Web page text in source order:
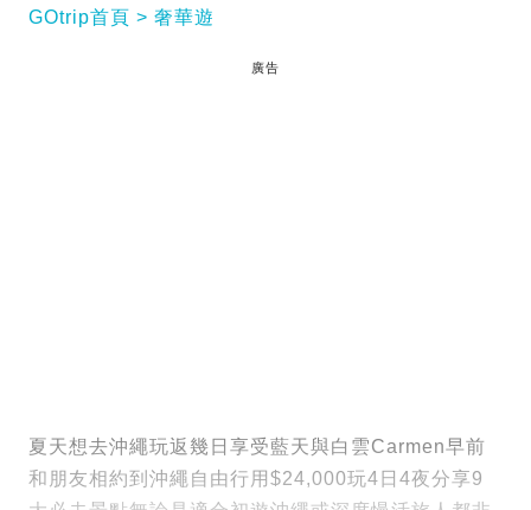
GOtrip首頁 奢華遊
廣告
夏天想去沖繩玩返幾日享受藍天與白雲Carmen早前
和朋友相約到沖繩自由行用$24,000玩4日4夜分享9